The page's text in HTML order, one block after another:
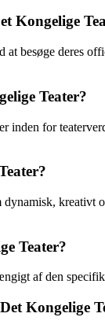
Kongelige
besøge deres
Teater?
for
kreativt
Teater?
af den
Kongelige